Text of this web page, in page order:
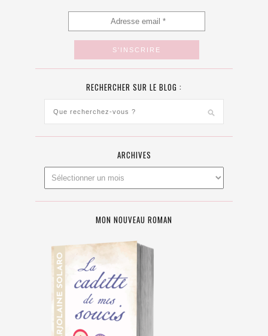
RECHERCHER SUR LE BLOG :
ARCHIVES
MON NOUVEAU ROMAN